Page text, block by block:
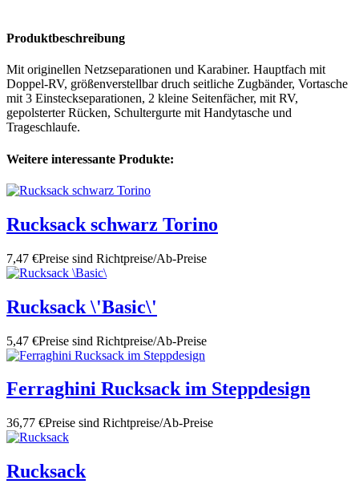
Produktbeschreibung
Mit originellen Netzseparationen und Karabiner. Hauptfach mit
Doppel-RV, größenverstellbar druch seitliche Zugbänder, Vortasche
mit 3 Einsteckseparationen, 2 kleine Seitenfächer, mit RV,
gepolsterter Rücken, Schultergurte mit Handytasche und
Trageschlaufe.
Weitere interessante Produkte:
Rucksack schwarz Torino
7,47 €Preise sind Richtpreise/Ab-Preise
Rucksack \'Basic\'
5,47 €Preise sind Richtpreise/Ab-Preise
Ferraghini Rucksack im Steppdesign
36,77 €Preise sind Richtpreise/Ab-Preise
Rucksack